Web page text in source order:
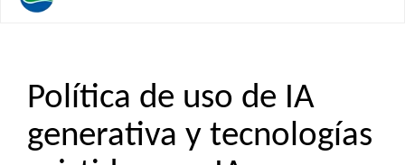
Política de uso de IA
generativa y tecnologías